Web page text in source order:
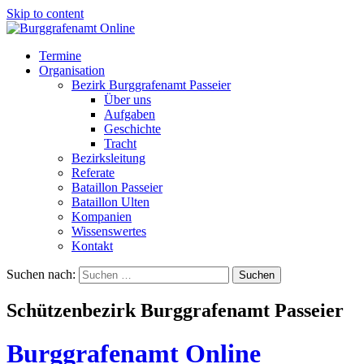
Skip to content
Termine
Organisation
Bezirk Burggrafenamt Passeier
Über uns
Aufgaben
Geschichte
Tracht
Bezirksleitung
Referate
Bataillon Passeier
Bataillon Ulten
Kompanien
Wissenswertes
Kontakt
Suchen nach:
Schützenbezirk Burggrafenamt Passeier
Burggrafenamt Online